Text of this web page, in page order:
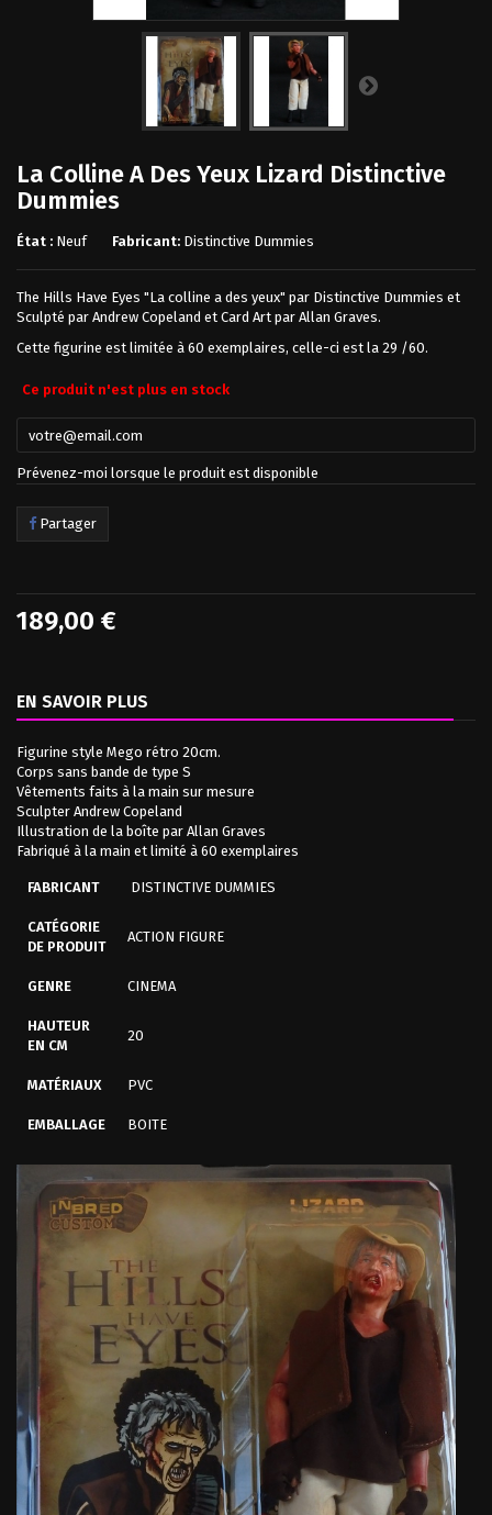
La Colline A Des Yeux Lizard Distinctive
Dummies
État : Neuf Fabricant: Distinctive Dummies
The Hills Have Eyes "La colline a des yeux" par Distinctive Dummies et
Sculpté par Andrew Copeland et Card Art par Allan Graves.
Cette figurine est limitée à 60 exemplaires, celle-ci est la 29 /60.
Ce produit n'est plus en stock
Prévenez-moi lorsque le produit est disponible
Partager
189,00 €
EN SAVOIR PLUS
Figurine style Mego rétro 20cm.
Corps sans bande de type S
Vêtements faits à la main sur mesure
Sculpter Andrew Copeland
Illustration de la boîte par Allan Graves
Fabriqué à la main et limité à 60 exemplaires
FABRICANT DISTINCTIVE DUMMIES
CATÉGORIE
DE PRODUIT
ACTION FIGURE
GENRE CINEMA
HAUTEUR
EN CM
20
MATÉRIAUX PVC
EMBALLAGE BOITE